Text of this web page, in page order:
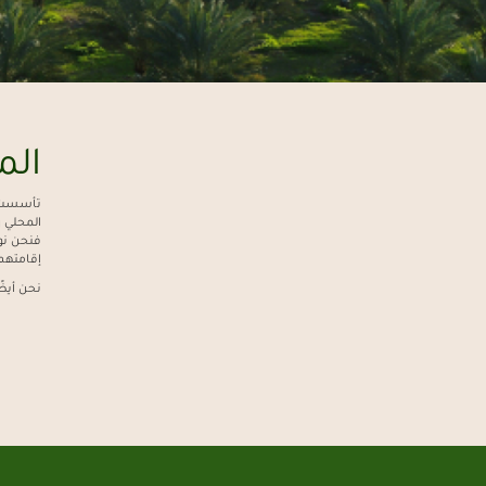
تأسست
فنحن
نحن